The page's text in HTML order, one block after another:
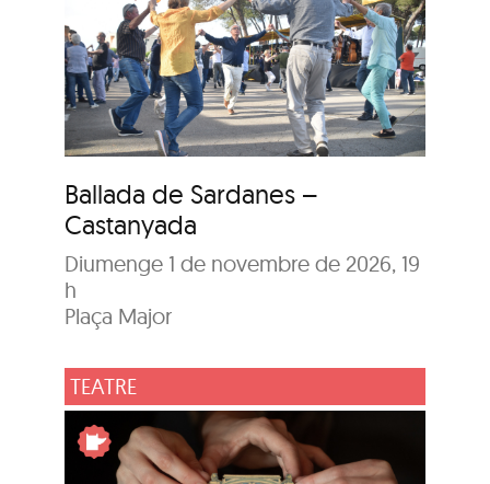
Ballada de Sardanes –
Castanyada
Diumenge 1 de novembre de 2026, 19
h
Plaça Major
TEATRE